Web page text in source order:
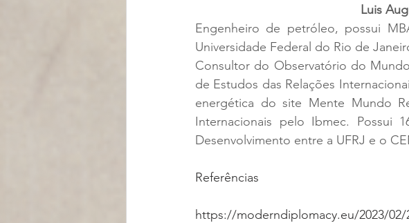
Luis
Engenheiro de petróleo, possui
Universidade Federal do Rio de
Consultor do Observatório do
de Estudos das Relações
energética do site Mente Mundo
Internacionais pelo Ibmec. Possui
Desenvolvimento entre a UFRJ e o
Referências
https://moderndiplomacy.eu/2023/